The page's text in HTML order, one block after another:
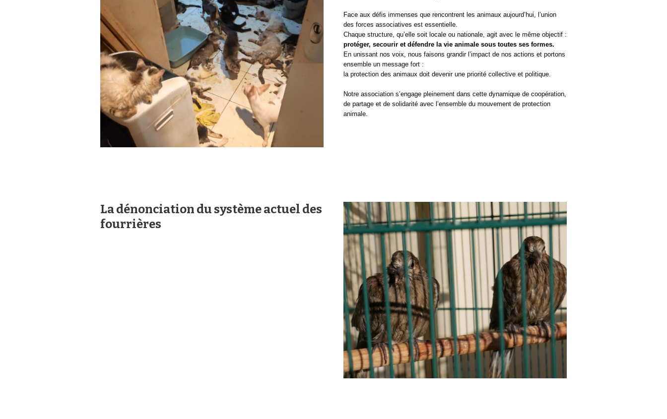
Face aux défis immenses que rencontrent les animaux aujourd’hui, l’union
des forces associatives est essentielle.
Chaque structure, qu’elle soit locale ou nationale, agit avec le même objectif :
protéger, secourir et défendre la vie animale sous toutes ses formes.
En unissant nos voix, nous faisons grandir l’impact de nos actions et portons
ensemble un message fort :
la protection des animaux doit devenir une priorité collective et politique.
Notre association s’engage pleinement dans cette dynamique de coopération,
de partage et de solidarité avec l’ensemble du mouvement de protection
animale.
La dénonciation du système actuel des
fourrières